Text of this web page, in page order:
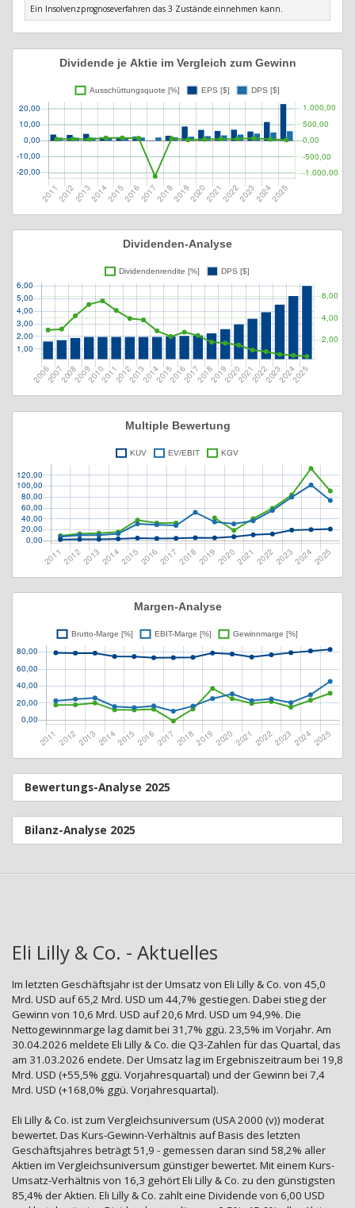
Ein Insolvenzprognoseverfahren das 3 Zustände einnehmen kann.
Bewertungs-Analyse 2025
Bilanz-Analyse 2025
Eli Lilly & Co. - Aktuelles
Im letzten Geschäftsjahr ist der Umsatz von Eli Lilly & Co. von 45,0
Mrd. USD auf 65,2 Mrd. USD um 44,7% gestiegen. Dabei stieg der
Gewinn von 10,6 Mrd. USD auf 20,6 Mrd. USD um 94,9%. Die
Nettogewinnmarge lag damit bei 31,7% ggü. 23,5% im Vorjahr. Am
30.04.2026 meldete Eli Lilly & Co. die Q3-Zahlen für das Quartal, das
am 31.03.2026 endete. Der Umsatz lag im Ergebniszeitraum bei 19,8
Mrd. USD (+55,5% ggü. Vorjahresquartal) und der Gewinn bei 7,4
Mrd. USD (+168,0% ggü. Vorjahresquartal).
Eli Lilly & Co. ist zum Vergleichsuniversum (USA 2000 (v)) moderat
bewertet. Das Kurs-Gewinn-Verhältnis auf Basis des letzten
Geschäftsjahres beträgt 51,9 - gemessen daran sind 58,2% aller
Aktien im Vergleichsuniversum günstiger bewertet. Mit einem Kurs-
Umsatz-Verhältnis von 16,3 gehört Eli Lilly & Co. zu den günstigsten
85,4% der Aktien. Eli Lilly & Co. zahlt eine Dividende von 6,00 USD